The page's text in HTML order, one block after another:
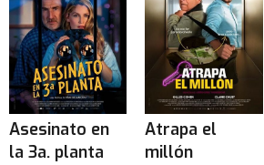
Asesinato en
la 3a. planta
Atrapa el
millón